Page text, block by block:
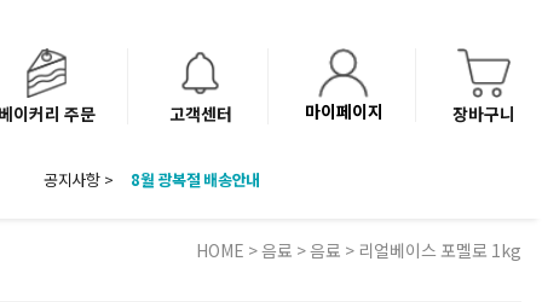
베이커리 주문 고객센터 마이페이지 장바구니
공지사항 >
8월 광복절 배송안내
HOME >음료 >음료 > 리얼베이스 포멜로 1kg